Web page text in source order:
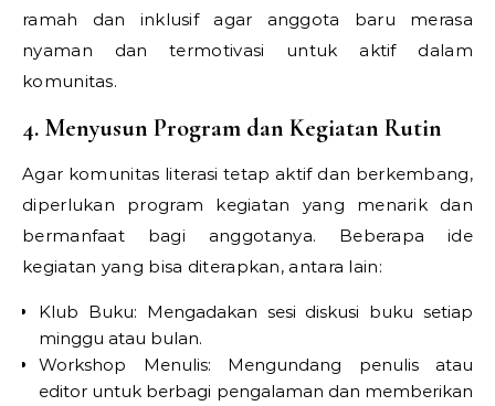
ramah dan inklusif agar anggota baru merasa
nyaman dan termotivasi untuk aktif dalam
komunitas.
4. Menyusun Program dan Kegiatan Rutin
Agar komunitas literasi tetap aktif dan berkembang,
diperlukan program kegiatan yang menarik dan
bermanfaat bagi anggotanya. Beberapa ide
kegiatan yang bisa diterapkan, antara lain:
Klub Buku: Mengadakan sesi diskusi buku setiap
minggu atau bulan.
Workshop Menulis: Mengundang penulis atau
editor untuk berbagi pengalaman dan memberikan